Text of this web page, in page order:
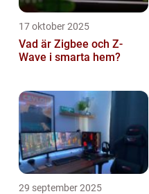
17 oktober 2025
Vad är Zigbee och Z-
Wave i smarta hem?
29 september 2025